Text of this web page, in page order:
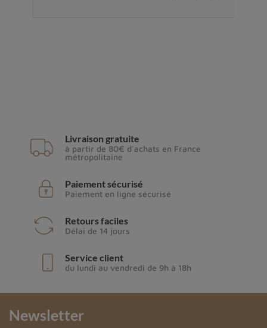
Livraison gratuite
à partir de 80€ d'achats en France
métropolitaine
Paiement sécurisé
Paiement en ligne sécurisé
Retours faciles
Délai de 14 jours
Service client
du lundi au vendredi de 9h à 18h
Newsletter